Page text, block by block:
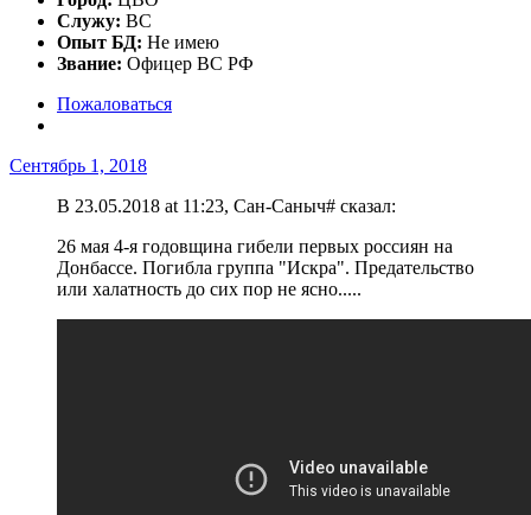
Служу: ВС
Опыт БД: Не имею
Звание: Офицер ВС РФ
Пожаловаться
Сентябрь 1, 2018
В 23.05.2018 at 11:23, Сан-Саныч# сказал:
26 мая 4-я годовщина гибели первых россиян на
Донбассе. Погибла группа "Искра". Предательство
или халатность до сих пор не ясно.....